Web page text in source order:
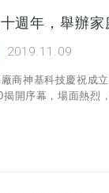
週年，舉辦家
2019.11.09
商神基科技慶祝成
開序幕，場面熱烈